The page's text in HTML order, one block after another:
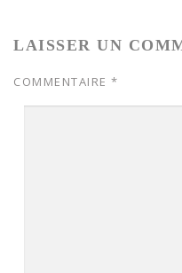
LAISSER UN
COMMENTAIRE *